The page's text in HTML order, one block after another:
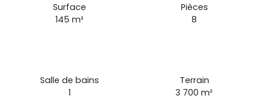
Surface
145m²
Pièces
8
Salle de bains
1
Terrain
3 700m²